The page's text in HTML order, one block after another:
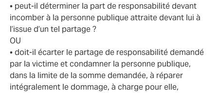
• peut-il déterminer la part de responsabilité devant
incomber à la personne publique attraite devant lui à
l’issue d’un tel partage ?
OU
• doit-il écarter le partage de responsabilité demandé
par la victime et condamner la personne publique,
dans la limite de la somme demandée, à réparer
intégralement le dommage, à charge pour elle,